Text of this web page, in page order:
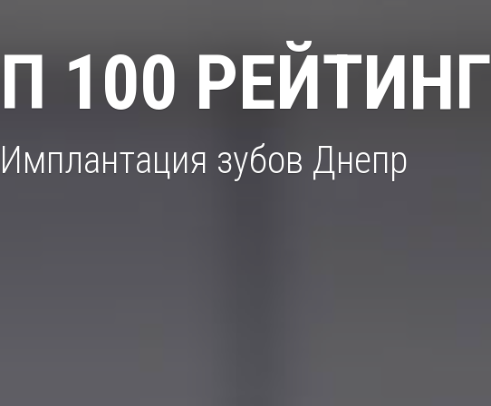
100 РЕЙТИНГ
зубов Днепр